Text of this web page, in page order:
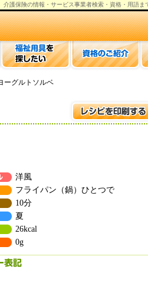
介護保険の情報 ・サービス事業者検索・資格・用語ま
ーグルトソルベ
洋風
フライパン（鍋）ひとつで
10分
夏
26kcal
0g